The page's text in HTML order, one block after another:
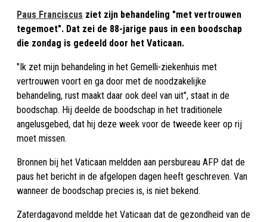
Paus Franciscus ziet zijn behandeling "met vertrouwen
tegemoet". Dat zei de 88-jarige paus in een boodschap
die zondag is gedeeld door het Vaticaan.
"Ik zet mijn behandeling in het Gemelli-ziekenhuis met
vertrouwen voort en ga door met de noodzakelijke
behandeling, rust maakt daar ook deel van uit", staat in de
boodschap. Hij deelde de boodschap in het traditionele
angelusgebed, dat hij deze week voor de tweede keer op rij
moet missen.
Bronnen bij het Vaticaan meldden aan persbureau AFP dat de
paus het bericht in de afgelopen dagen heeft geschreven. Van
wanneer de boodschap precies is, is niet bekend.
Zaterdagavond meldde het Vaticaan dat de gezondheid van de